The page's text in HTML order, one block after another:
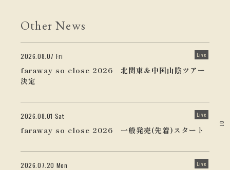
01
Other News
2026.08.07 Fri Live
faraway so close 2026 北関東＆中国山陰ツアー
決定
2026.08.01 Sat Live
faraway so close 2026 一般発売(先着)スタート
2026.07.20 Mon Live